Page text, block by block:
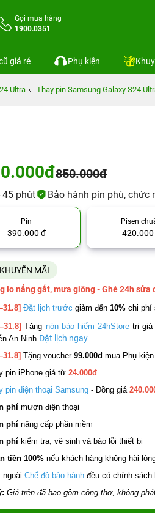
Gọi mua hàng
1900.0351
giá rẻ Phụ kiện
Ultra Thay pin Samsung Galaxy S24
850.000đ
45 phút Bảo hành pin phù, chức
Pin
390.000 đ
Pisen
420.000
KHUYẾN MÃI
lo nắng gắt, mưa giông - Ghé 24h
Đặt lịch trước giảm đến 10% chi phí
Tặng nón bảo hiểm 24hStore trị giá
An Ninh Đặt lịch ngay
Tặng voucher 99.000đ mua Phụ
pin iPhone giá từ 24.000đ
pin điện thoại Samsung - Đồng giá
phí mượn điện thoại
phí nâng cấp phần mềm
phí kiểm tra, vệ sinh và báo lỗi thiết bị
tiền 100% nếu khách hàng không hài
ngoài Chế độ bảo hành đều có chính sách
Giá trên đã bao gồm công thợ, không